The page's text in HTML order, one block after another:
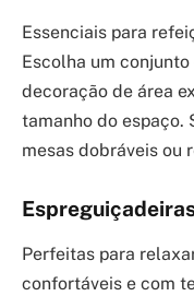
Essenciais para
Escolha um
decoração de área
tamanho do espaço.
mesas dobráveis ou
Perfeitas para
confortáveis e com